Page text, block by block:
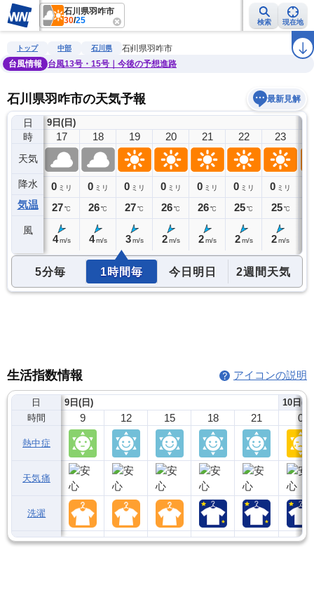
石川県羽咋市
30/25 検索 現在地
雨雲レーダー 台風情報 地震情報 ラ
トップ 中部 石川県
石川県羽咋市
台風情報
台風13号・15号｜今後の予想進路
石川県羽咋市の天気予報 最新見解
日
時
天気
降水
気温
風
9日(日)
16
0ミリ
28℃
17
0 ミリ
27℃
4 m/s
18
0 ミリ
26℃
4 m/s
19
0 ミリ
27℃
3 m/s
20
0 ミリ
26℃
2 m/s
21
0 ミリ
26℃
2 m/s
22
0 ミリ
25℃
2 m/s
23
0 ミリ
25 ℃
2m/s
5分毎 1時間毎 今日明日 2週間天気
生活指数情報 アイコンの説明
日
時間
熱中症
天気痛
洗濯
9日(日)
9 12 15 18 21
10日(
0